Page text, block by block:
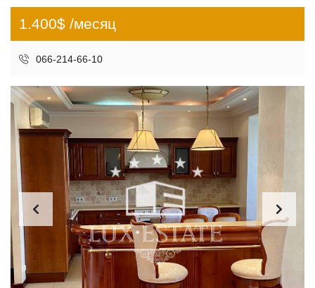
1.400$ /месяц
066-214-66-10